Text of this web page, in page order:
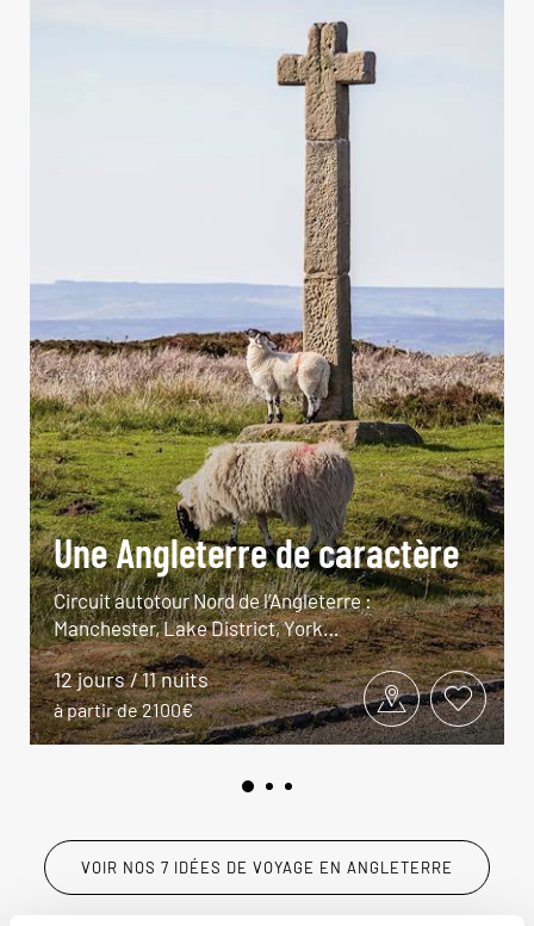
Une Angleterre de caractère
Circuit autotour Nord de l’Angleterre :
Manchester, Lake District, York…
12 jours / 11 nuits
à partir de 2100€
VOIR NOS 7 IDÉES DE VOYAGE EN ANGLETERRE